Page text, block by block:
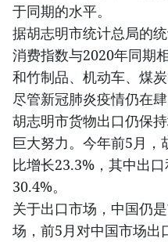
于同期的水平。
据胡志明市统计总局的
消费指数与2020年同期
和竹制品、机动车、煤炭
尽管新冠肺炎疫情仍在
胡志明市货物出口仍保
巨大努力。今年前5月，
比增长23.3%，其中出
30.4%。
关于出口市场，中国仍
场，前5月对中国市场出